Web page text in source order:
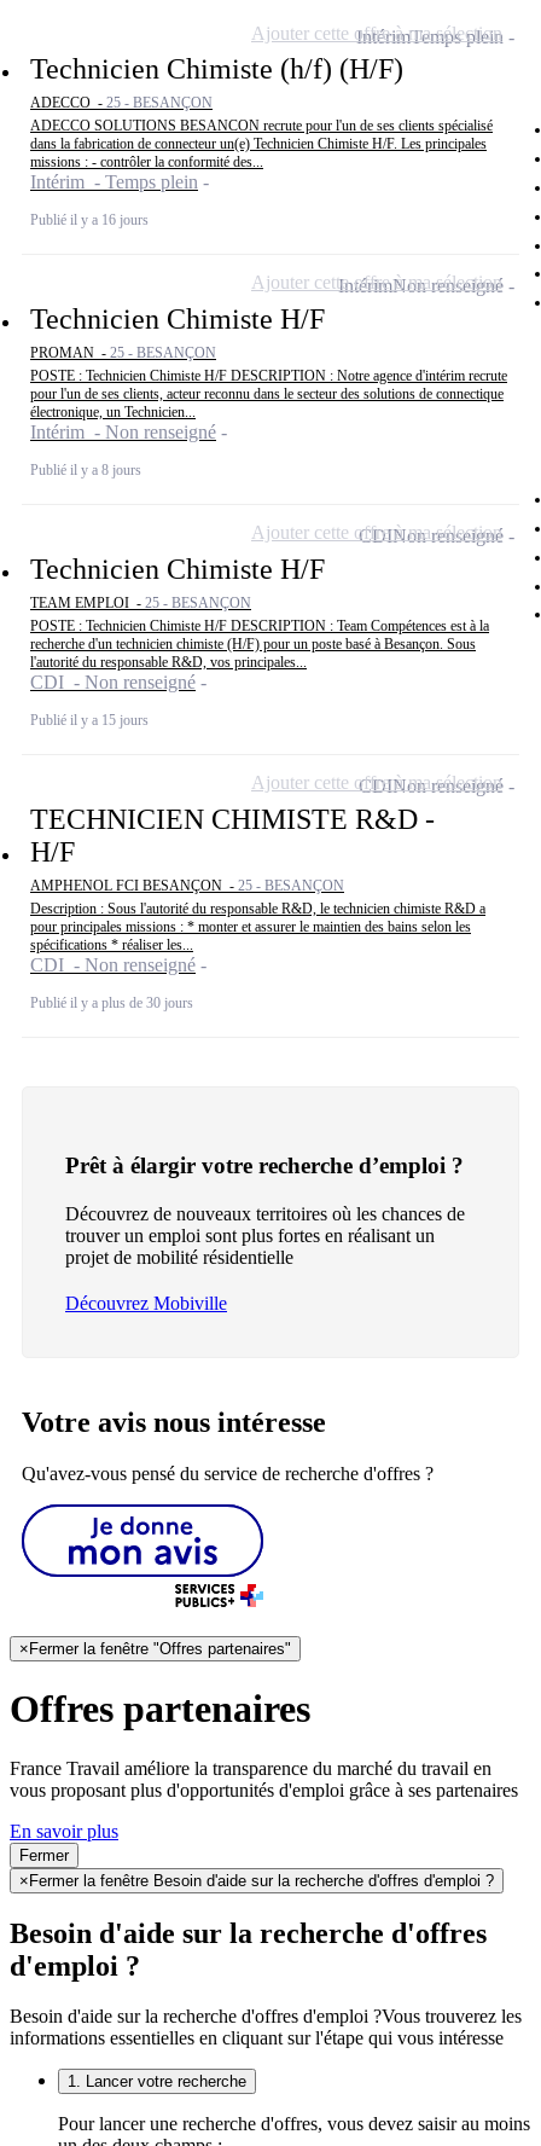
Technicien Chimiste (h/f) (H/F)
ADECCO - 25 - BESANÇON
ADECCO SOLUTIONS BESANCON recrute pour l'un de ses clients spécialisé
dans la fabrication de connecteur un(e) Technicien Chimiste H/F. Les principales
missions : - contrôler la conformité des...
Intérim - Temps plein
Publié il y a 16 jours
IntérimTemps plein
Ajouter cette offre à ma sélection
Technicien Chimiste H/F
PROMAN - 25 - BESANÇON
POSTE : Technicien Chimiste H/F DESCRIPTION : Notre agence d'intérim recrute
pour l'un de ses clients, acteur reconnu dans le secteur des solutions de connectique
électronique, un Technicien...
Intérim - Non renseigné
Publié il y a 8 jours
IntérimNon renseigné
Ajouter cette offre à ma sélection
Technicien Chimiste H/F
TEAM EMPLOI - 25 - BESANÇON
POSTE : Technicien Chimiste H/F DESCRIPTION : Team Compétences est à la
recherche d'un technicien chimiste (H/F) pour un poste basé à Besançon. Sous
l'autorité du responsable R&D, vos principales...
CDI - Non renseigné
Publié il y a 15 jours
CDINon renseigné
Ajouter cette offre à ma sélection
TECHNICIEN CHIMISTE R&D -
H/F
AMPHENOL FCI BESANÇON - 25 - BESANÇON
Description : Sous l'autorité du responsable R&D, le technicien chimiste R&D a
pour principales missions : * monter et assurer le maintien des bains selon les
spécifications * réaliser les...
CDI - Non renseigné
Publié il y a plus de 30 jours
CDINon renseigné
Ajouter cette offre à ma sélection
Prêt à élargir votre recherche d’emploi ?
Découvrez de nouveaux territoires où les chances de
trouver un emploi sont plus fortes en réalisant un
projet de mobilité résidentielle
Découvrez Mobiville
Votre avis nous intéresse
Qu'avez-vous pensé du service de recherche d'offres ?
× Fermer la fenêtre "Offres partenaires"
Offres partenaires
France Travail améliore la transparence du marché du travail en
vous proposant plus d'opportunités d'emploi grâce à ses partenaires
En savoir plus
Fermer
×Fermer la fenêtre Besoin d'aide sur la recherche d'offres d'emploi ?
Besoin d'aide sur la recherche d'offres
d'emploi ?
Besoin d'aide sur la recherche d'offres d'emploi ?Vous trouverez les
informations essentielles en cliquant sur l'étape qui vous intéresse
1. Lancer votre recherche
Pour lancer une recherche d'offres, vous devez saisir au moins